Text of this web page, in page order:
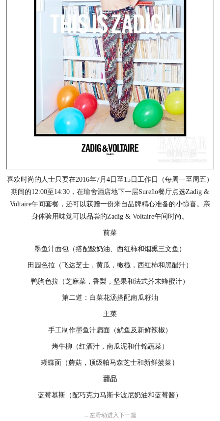
喜欢时尚的人士只要在2016年7月4日至15日工作日（每周一至周五）
期间的12:00至14:30，在瑜舍酒店地下一层Sureño餐厅点选Zadig &
Voltaire午间套餐，还可以获赠一份来自品牌精心准备的小惊喜。亲
身体验用味觉可以品尝的Zadig & Voltaire午间时尚。
前菜
墨鱼汁面包（搭配酸奶油、西红柿和烟熏三文鱼）
田园色拉（飞达芝士，黄瓜，橄榄，西红柿和黑醋汁）
鸭胸色拉（芝麻菜，香梨，坚果和法式芥末蜂蜜汁）
第二道：白菜花汤搭配南瓜籽油
主菜
手工制作墨鱼汁扁面（鱿鱼及新鲜辣椒）
烤牛柳（红酒汁，南瓜泥和什锦蔬菜）
蝴蝶面（蘑菇，顶级帕马森芝士和新鲜菠菜）
甜品
蓝莓慕斯（配巧克力马斯卡波尼奶油和蓝莓酱）
← 左滑动进入下一篇